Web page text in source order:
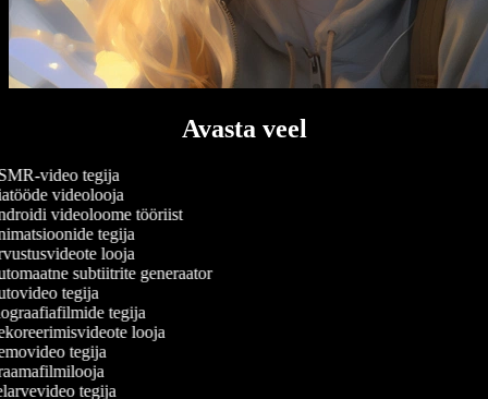
Avasta veel
video tegija
videolooja
videoloome tööriist
tegija
looja
subtiitrite generaator
tegija
tegija
looja
tegija
tegija